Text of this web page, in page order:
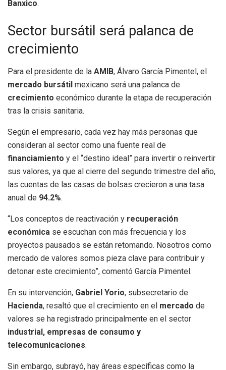
Banxico.
Sector bursátil será palanca de
crecimiento
Para el presidente de la AMIB, Álvaro García Pimentel, el
mercado bursátil mexicano será una palanca de
crecimiento económico durante la etapa de recuperación
tras la crisis sanitaria.
Según el empresario, cada vez hay más personas que
consideran al sector como una fuente real de
financiamiento y el “destino ideal” para invertir o reinvertir
sus valores, ya que al cierre del segundo trimestre del año,
las cuentas de las casas de bolsas crecieron a una tasa
anual de 94.2%.
“Los conceptos de reactivación y recuperación
económica se escuchan con más frecuencia y los
proyectos pausados se están retomando. Nosotros como
mercado de valores somos pieza clave para contribuir y
detonar este crecimiento”, comentó García Pimentel.
En su intervención, Gabriel Yorio, subsecretario de
Hacienda, resaltó que el crecimiento en el mercado de
valores se ha registrado principalmente en el sector
industrial, empresas de consumo y
telecomunicaciones.
Sin embargo, subrayó, hay áreas específicas como la